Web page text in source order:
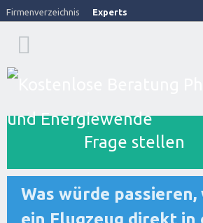
Firmenverzeichnis Experts
Frage stellen
Was würde passieren,
ein Flugzeug direkt in